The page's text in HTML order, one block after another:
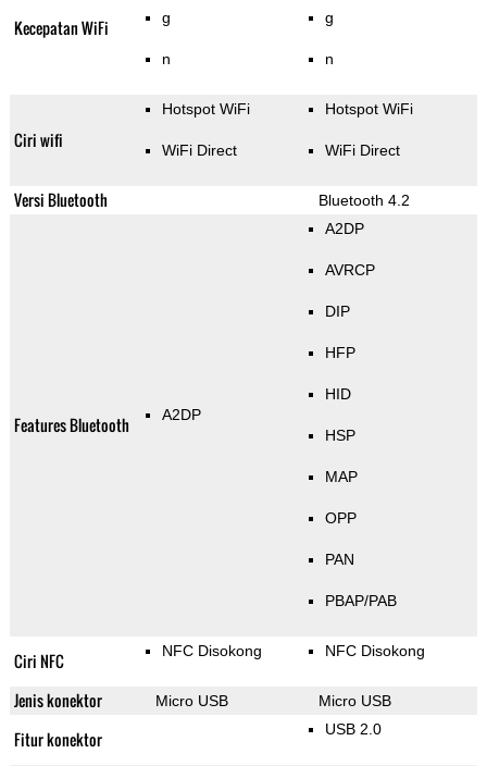
Kecepatan WiFi g
n
g
n
Ciri wifi
Hotspot WiFi
WiFi Direct
Hotspot WiFi
WiFi Direct
Versi Bluetooth Bluetooth 4.2
Features Bluetooth A2DP
A2DP
AVRCP
DIP
HFP
HID
HSP
MAP
OPP
PAN
PBAP/PAB
Ciri NFC NFC Disokong NFC Disokong
Jenis konektor Micro USB Micro USB
Fitur konektor USB 2.0